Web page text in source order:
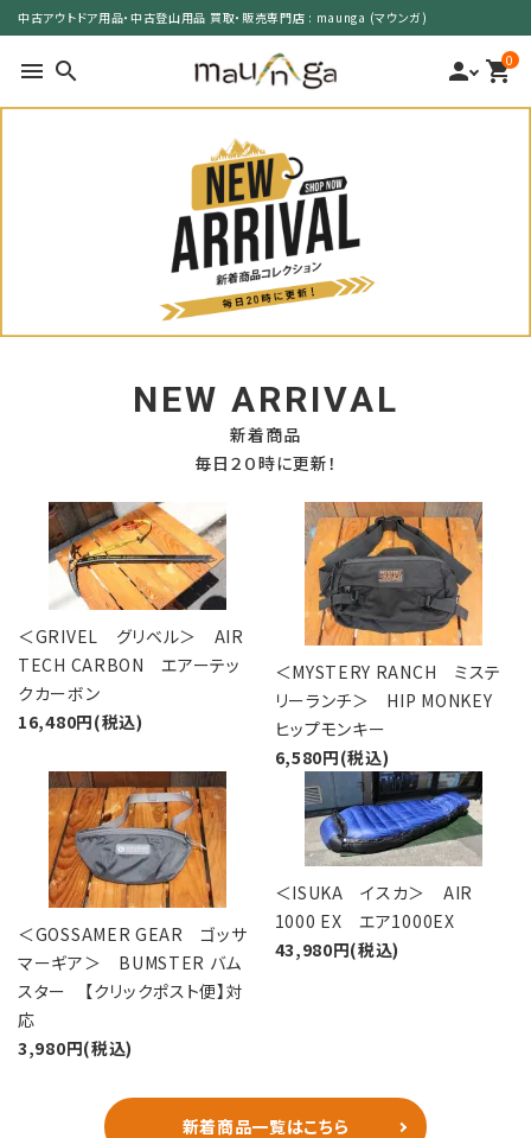
中古アウトドア用品・中古登山用品 買取・販売専門店 : maunga (マウンガ)
menu search person 0
shopping_cart
search
レンタル・修理
店舗情報
POLICY
INFORMATION
ACCOUNT MENU
ようこそ ゲスト 様
ログイン person 新規会員登録
NEW ARRIVAL
新着商品
毎日２０時に更新！
＜GRIVEL グリベル＞ AIR
TECH CARBON エアーテッ
クカーボン
16,480円(税込)
＜MYSTERY RANCH ミステ
リーランチ＞ HIP MONKEY
ヒップモンキー
6,580円(税込)
＜GOSSAMER GEAR ゴッサ
マーギア＞ BUMSTER バム
スター 【クリックポスト便】対
応
3,980円(税込)
＜ISUKA イスカ＞ AIR
1000 EX エア1000EX
43,980円(税込)
新着商品一覧はこちら